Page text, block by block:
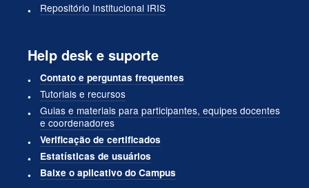
Repositório Institucional IRIS
Help desk e suporte
Contato e perguntas frequentes
Tutoriais e recursos
Guias e materiais para participantes, equipes docentes
e coordenadores
Verificação de certificados
Estatísticas de usuários
Baixe o aplicativo do Campus